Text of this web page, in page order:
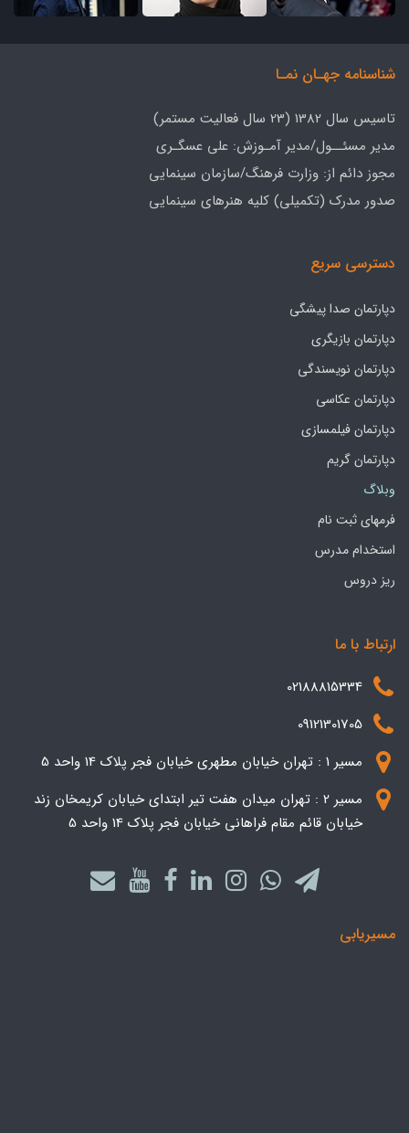
شناسنامه جهـان نمـا
تاسیس سال 1382 (23 سال فعالیت مستمر)
مدیر مسئــول/مدیر آمـوزش: علی عسگـری
مجوز دائم از: وزارت فرهنگ/سازمان سینمایی
صدور مدرک (تکمیلی) کلیه هنرهای سینمایی
دسترسی سریع
دپارتمان صدا پیشگی
دپارتمان بازیگری
دپارتمان نویسندگی
دپارتمان عکاسی
دپارتمان فیلمسازی
دپارتمان گریم
وبلاگ
فرمهای ثبت نام
استخدام مدرس
ریز دروس
ارتباط با ما
02188815334
09121301705
مسیر 1 : تهران خیابان مطهری خیابان فجر پلاک 14 واحد 5
مسیر 2 : تهران میدان هفت تیر ابتدای خیابان کریمخان زند
خیابان قائم مقام فراهانی خیابان فجر پلاک 14 واحد 5
مسیریابی